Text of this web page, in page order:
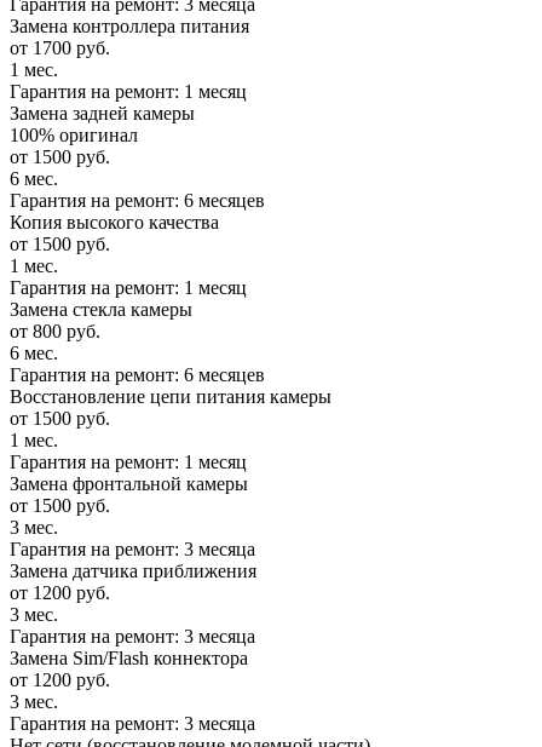
Гарантия на ремонт: 3 месяца
Замена контроллера питания
от 1700 руб.
1 мес.
Гарантия на ремонт: 1 месяц
Замена задней камеры
100% оригинал
от 1500 руб.
6 мес.
Гарантия на ремонт: 6 месяцев
Копия высокого качества
от 1500 руб.
1 мес.
Гарантия на ремонт: 1 месяц
Замена стекла камеры
от 800 руб.
6 мес.
Гарантия на ремонт: 6 месяцев
Восстановление цепи питания камеры
от 1500 руб.
1 мес.
Гарантия на ремонт: 1 месяц
Замена фронтальной камеры
от 1500 руб.
3 мес.
Гарантия на ремонт: 3 месяца
Замена датчика приближения
от 1200 руб.
3 мес.
Гарантия на ремонт: 3 месяца
Замена Sim/Flash коннектора
от 1200 руб.
3 мес.
Гарантия на ремонт: 3 месяца